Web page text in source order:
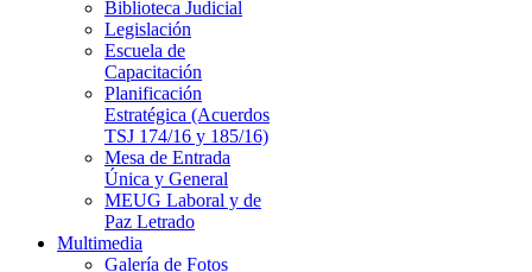
Biblioteca Judicial
Legislación
Escuela de
Capacitación
Planificación
Estratégica (Acuerdos
TSJ 174/16 y 185/16)
Mesa de Entrada
Única y General
MEUG Laboral y de
Paz Letrado
Multimedia
Galería de Fotos